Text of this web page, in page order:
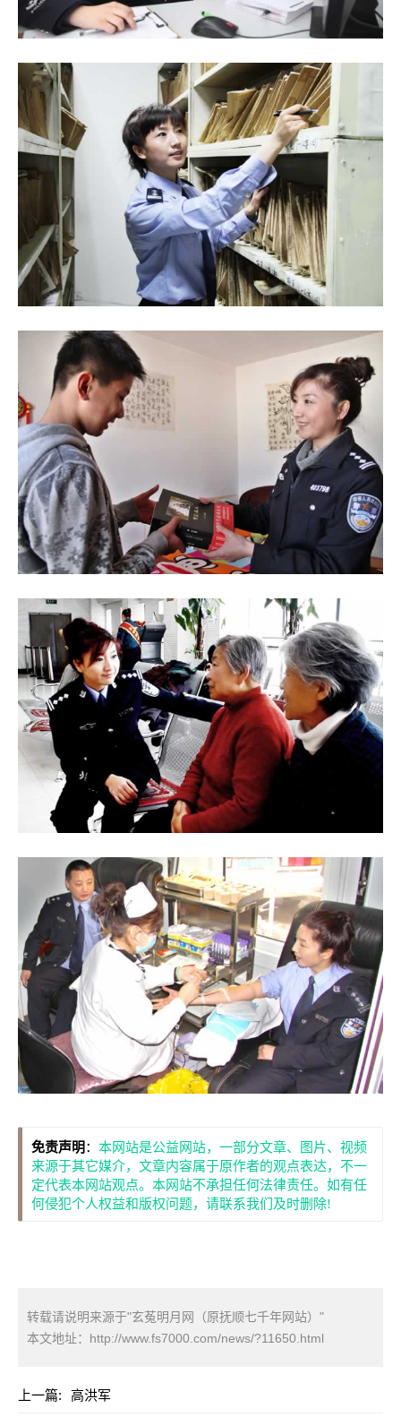
免责声明 ： 本网站是公益网站，一部分文章、图片、视频
来源于其它媒介，文章内容属于原作者的观点表达，不一
定代表本网站观点。本网站不承担任何法律责任。如有任
何侵犯个人权益和版权问题，请联系我们及时删除!
转载请说明来源于"玄菟明月网（原抚顺七千年网站）"
本文地址： http://www.fs7000.com/news/?11650.html
上一篇: 高洪军